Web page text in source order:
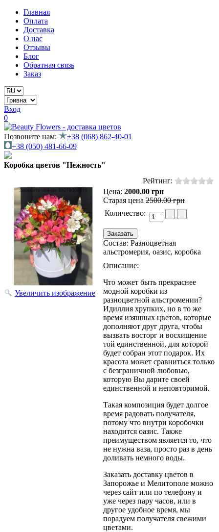
Главная
Оплата
Доставка
О нас
Отзывы
Блог
Обратная связь
Заказ
Вход
0
Позвоните нам:
+38 (068) 862-40-01
+38 (050) 481-66-09
Коробка цветов "Нежность"
Рейтинг:
Увеличить изображение
Цена: 2000.00 грн
Старая цена 2500.00 грн
Количество:
Состав: Разноцветная
альстромерия, оазис, коробка
Описание:
Что может быть прекраснее
модной коробки из
разноцветной альстромении?
Идиллия хрупких, но в то же
время изящных цветов, которые
дополняют друг друга, чтобы
вызвать восторг и восхищение
той единственной, для которой
будет собран этот подарок. Их
красота может сравниться только
с безграничной любовью,
которую Вы дарите своей
единственной и неповторимой.
Такая композиция будет долгое
время радовать получателя,
потому что внутри коробочки
находится оазис. Также
преимуществом является то, что
не нужна ваза, просто раз в день
доливать немного воды.
Заказать доставку цветов в
Запорожье и Мелитополе можно
через сайт или по телефону и
уже через пару часов, или в
другое удобное время, мы
порадуем получателя свежими
цветами.